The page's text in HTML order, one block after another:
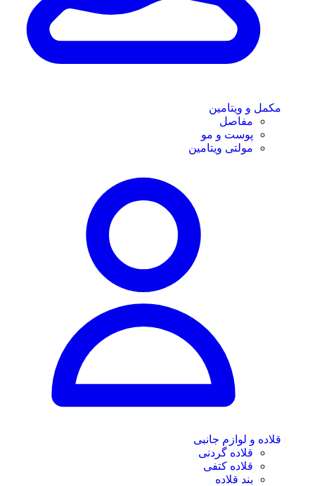
مکمل و ویتامین
مفاصل
پوست و مو
مولتی ویتامین
قلاده و لوازم جانبی
قلاده گردنی
قلاده کتفی
بند قلاده